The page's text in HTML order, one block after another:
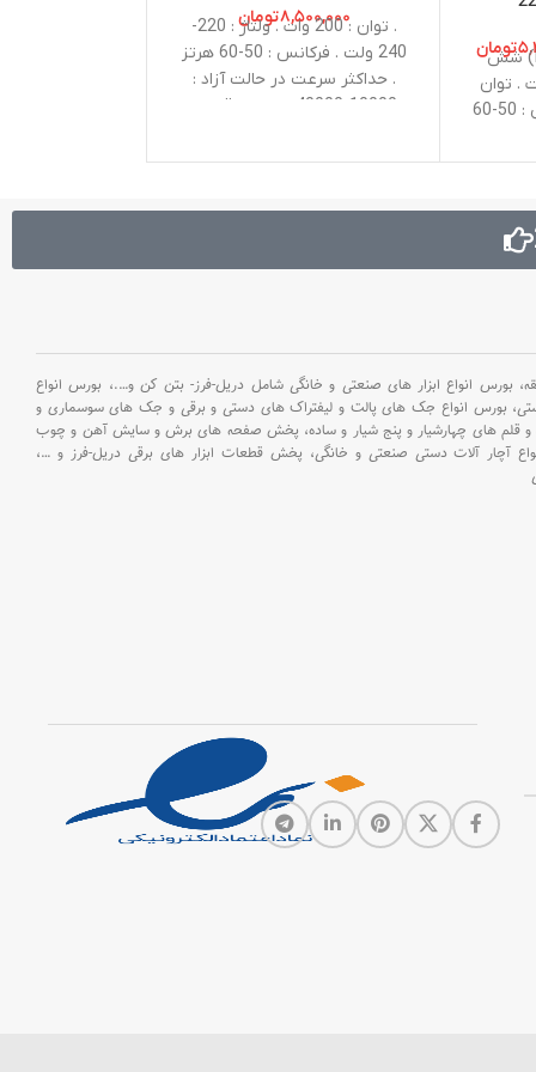
تومان
. نوع سه نظام : (HEX) شش
: 1700 وات . توان
ضربه : 45 ژول . فرکانس : 50-60
ضربه در دقیقه
: ظرف
شده
قلم
ذغال
۸,۵۰۰,۰۰۰تومان
. توان : 200 وات . ولتاژ : 220-
240 ولت . فرکانس : 50-60 هرتز
. حداکثر سرعت در حالت آزاد :
10000-40000 دور در دقیقه .
وزن :0.77 کیلوگرم . نوع بسته
لوازم جانبی ( یک عدد شفت
سنبه : 3.2 میلی متر ،دو عدد مته
عدد سنباده انگشتی ، سی عدد
سنگ برشی.، چهل عدد کاغذ
سنباده، چهار عدد نمد، ده عدد
سانتی‌گراد .
میلی ‌متر .
بورس انواع ابزار های صنعتی و خانگی شامل دریل-فرز- بتن کن و….، بورس انواع
بورس انواع جک های پالت و لیفتراک های دستی و برقی و جک های سوسماری و
قلم های چهارشیار و پنج شیار و ساده، پخش صفحه های برش و سایش آهن و چوب
آچار آلات دستی صنعتی و خانگی، پخش قطعات ابزار های برقی دریل-فرز و …،